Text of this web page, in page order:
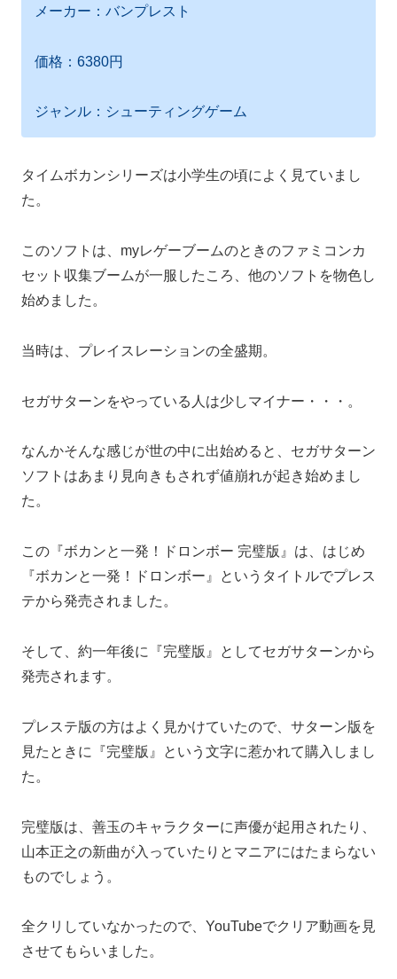
メーカー：バンプレスト
価格：6380円
ジャンル：シューティングゲーム
タイムボカンシリーズは小学生の頃によく見ていまし
た。
このソフトは、myレゲーブームのときのファミコンカ
セット収集ブームが一服したころ、他のソフトを物色し
始めました。
当時は、プレイスレーションの全盛期。
セガサターンをやっている人は少しマイナー・・・。
なんかそんな感じが世の中に出始めると、セガサターン
ソフトはあまり見向きもされず値崩れが起き始めまし
た。
この『ボカンと一発！ドロンボー 完璧版』は、はじめ
『ボカンと一発！ドロンボー』というタイトルでプレス
テから発売されました。
そして、約一年後に『完璧版』としてセガサターンから
発売されます。
プレステ版の方はよく見かけていたので、サターン版を
見たときに『完璧版』という文字に惹かれて購入しまし
た。
完璧版は、善玉のキャラクターに声優が起用されたり、
山本正之の新曲が入っていたりとマニアにはたまらない
ものでしょう。
全クリしていなかったので、YouTubeでクリア動画を見
させてもらいました。